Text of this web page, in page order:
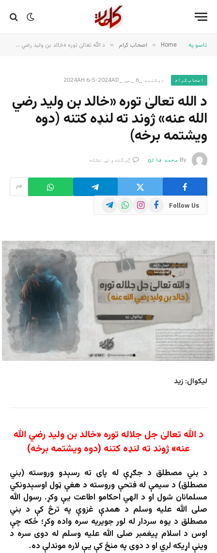
تاسو په Home
» اصحاب کرام » د الله تعالیٰ توره «خالد بن ولید رضي الله عنه» ژوند ته لنډه کتنه (دوه ویشتمه برخه)
اصحاب کرام دوشنبه _6 _مې _2024AH 6-5-2024AD
د الله تعالیٰ توره «خالد بن ولید رضي
الله عنه» ژوند ته لنډه کتنه (دوه
ویشتمه برخه)
By محمد فاتح څرگندونې نشته
Follow Us
Facebook
Instagram
WhatsApp
Telegram
لیکوال: زید
د الله تعالیٰ جل جلاله توره «خالد بن ولید رضي الله
عنه» ژوند ته لنډه کتنه (دوه ویشتمه برخه)
د بني مصطلق د جګړې له پای ته رسېدو وروسته (بني
مصطلق) د سیمې له فتحې وروسته د هغې ټول اوسېدونکي
مسلمانان شول او د الهي احکامو اطاعت يې وکړ. رسول الله
صلی الله علیه وسلم د همدې غزوې په ترڅ کې د بني
مصطلق د یوه سردار له لور جویریه سره واده وکړ؛ ځکه چې
اوس د اسلام پیغمبر صلی الله علیه وسلم له دوی سره د
وینې اړیکه لري او د دوی په منځ کې یې لاره موندلې ده.